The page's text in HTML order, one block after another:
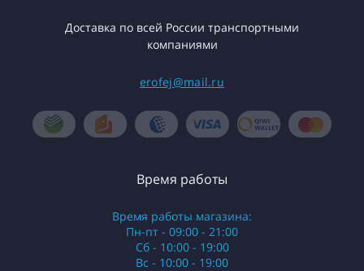
Доставка по всей России транспортными
компаниями
erofej@mail.ru
Время работы
Время работы магазина:
Пн-пт - 09:00 - 21:00
Сб - 10:00 - 19:00
Вс - 10:00 - 19:00